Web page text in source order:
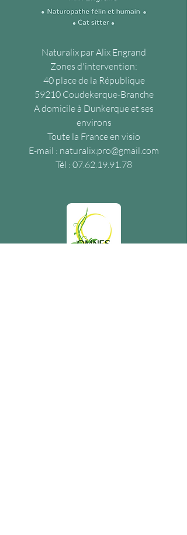
Naturalix par Alix Engrand
Zones d'intervention:
40 place de la République
59210 Coudekerque-Branche
A domicile à Dunkerque et ses
environs
Toute la France en visio
E-mail : naturalix.pro@gmail.com
Tél : 07.62.19.91.78